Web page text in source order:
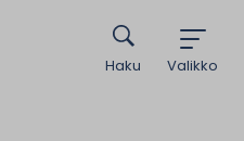
Valikko
Haku